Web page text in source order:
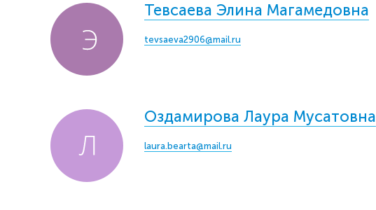
Тевсаева Элина Магамедовна
tevsaeva2906@mail.ru
Оздамирова Лаура Мусатовна
laura.bearta@mail.ru